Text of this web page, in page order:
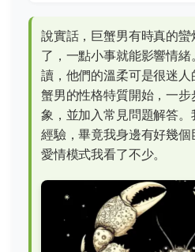
說實話，巨蟹男有時真的
了，一點小事就能影響情
讀，他們的溫柔可是很迷
蟹男的性格特質開始，一
象，並加入常見問題解答
經驗，畢竟我身邊有好幾
愛情模式我看了不少。